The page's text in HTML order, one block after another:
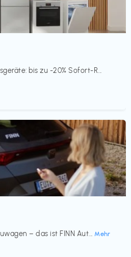
bis zu -20% Sofort-R...
– das ist FINN Aut... Mehr